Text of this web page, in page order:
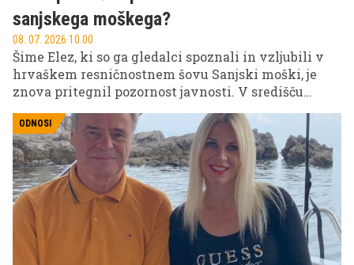
sanjskega moškega?
08. 07. 2026 10.00
Šime Elez, ki so ga gledalci spoznali in vzljubili v
hrvaškem resničnostnem šovu Sanjski moški, je
znova pritegnil pozornost javnosti. V središču
Splita so ga namreč opazili v družbi privlačne
plavolaske, kar je takoj sprožilo ugibanja o njegovi
novi ljubezenski zgodbi.
ODNOSI